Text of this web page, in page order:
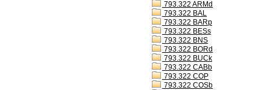
793.322 ARMd
793.322 BAL
793.322 BARp
793.322 BESs
793.322 BNS
793.322 BORd
793.322 BUCk
793.322 CABb
793.322 COP
793.322 COSb